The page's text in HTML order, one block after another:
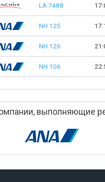
LA 7488
NH 125
NH 126
NH 106
выполняющие